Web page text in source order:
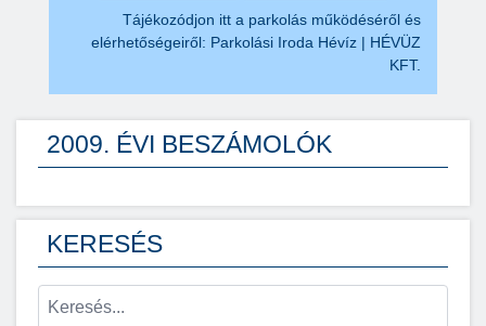
Tájékozódjon itt a parkolás működéséről és
elérhetőségeiről: Parkolási Iroda Hévíz | HÉVÜZ
KFT.
2009. ÉVI BESZÁMOLÓK
KERESÉS